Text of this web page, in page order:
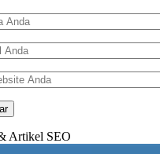
Artikel SEO